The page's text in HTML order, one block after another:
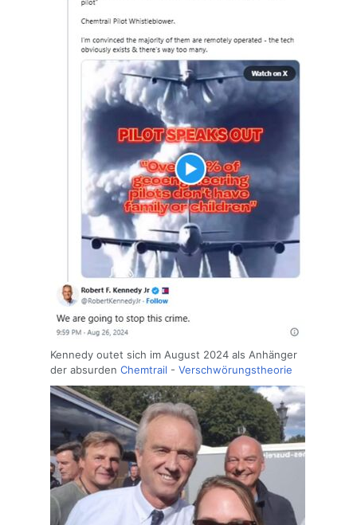
Kennedy outet sich im August 2024 als Anhänger
der absurden Chemtrail - Verschwörungstheorie